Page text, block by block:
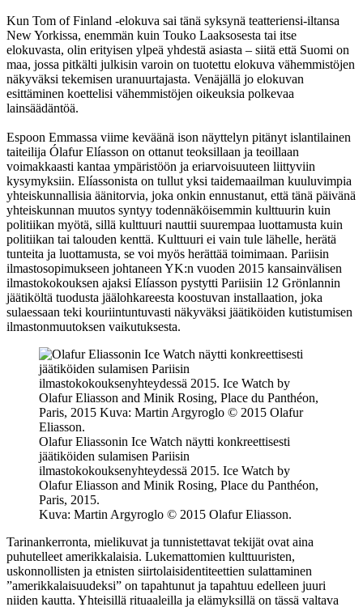
Kun Tom of Finland -elokuva sai tänä syksynä teatteriensi-iltansa
New Yorkissa, enemmän kuin Touko Laaksosesta tai itse
elokuvasta, olin erityisen ylpeä yhdestä asiasta – siitä että Suomi on
maa, jossa pitkälti julkisin varoin on tuotettu elokuva vähemmistöjen
näkyväksi tekemisen uranuurtajasta. Venäjällä jo elokuvan
esittäminen koettelisi vähemmistöjen oikeuksia polkevaa
lainsäädäntöä.
Espoon Emmassa viime keväänä ison näyttelyn pitänyt islantilainen
taiteilija Ólafur Elíasson on ottanut teoksillaan ja teoillaan
voimakkaasti kantaa ympäristöön ja eriarvoisuuteen liittyviin
kysymyksiin. Elíassonista on tullut yksi taidemaailman kuuluvimpia
yhteiskunnallisia äänitorvia, joka onkin ennustanut, että tänä päivänä
yhteiskunnan muutos syntyy todennäköisemmin kulttuurin kuin
politiikan myötä, sillä kulttuuri nauttii suurempaa luottamusta kuin
politiikan tai talouden kenttä. Kulttuuri ei vain tule lähelle, herätä
tunteita ja luottamusta, se voi myös herättää toimimaan. Pariisin
ilmastosopimukseen johtaneen YK:n vuoden 2015 kansainvälisen
ilmastokokouksen ajaksi Elíasson pystytti Pariisiin 12 Grönlannin
jäätiköltä tuodusta jäälohkareesta koostuvan installaation, joka
sulaessaan teki kouriintuntuvasti näkyväksi jäätiköiden kutistumisen
ilmastonmuutoksen vaikutuksesta.
Olafur Eliassonin Ice Watch näytti konkreettisesti
jäätiköiden sulamisen Pariisin
ilmastokokouksenyhteydessä 2015. Ice Watch by
Olafur Eliasson and Minik Rosing, Place du Panthéon,
Paris, 2015.
Kuva: Martin Argyroglo © 2015 Olafur Eliasson.
Tarinankerronta, mielikuvat ja tunnistettavat tekijät ovat aina
puhutelleet amerikkalaisia. Lukemattomien kulttuuristen,
uskonnollisten ja etnisten siirtolaisidentiteettien sulattaminen
”amerikkalaisuudeksi” on tapahtunut ja tapahtuu edelleen juuri
niiden kautta. Yhteisillä rituaaleilla ja elämyksillä on tässä valtava